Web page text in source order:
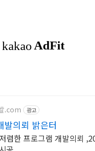
.com 광고
발의뢰 밝은터
렴한 프로그램 개발의뢰